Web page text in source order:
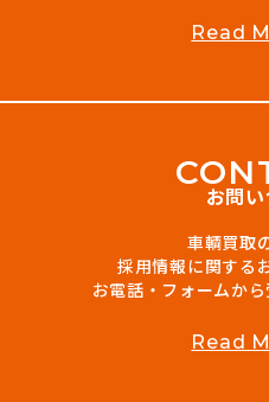
Read
CON
お問
車輌買取
採用情報に関する
お電話・フォームから
Read